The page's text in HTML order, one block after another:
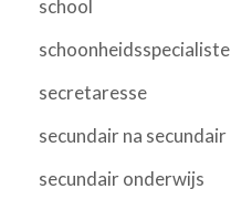
school
schoonheidsspecialiste
secretaresse
secundair na secundair
secundair onderwijs